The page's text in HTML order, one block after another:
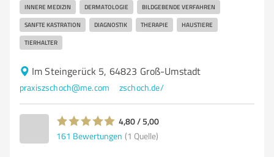
INNERE MEDIZIN DERMATOLOGIE BILDGEBENDE VERFAHREN
SANFTE KASTRATION DIAGNOSTIK THERAPIE HAUSTIERE
TIERHALTER
Im Steingerück 5, 64823 Groß-Umstadt
praxiszschoch@me.com zschoch.de/
4,80 / 5,00
161 Bewertungen (1 Quelle)